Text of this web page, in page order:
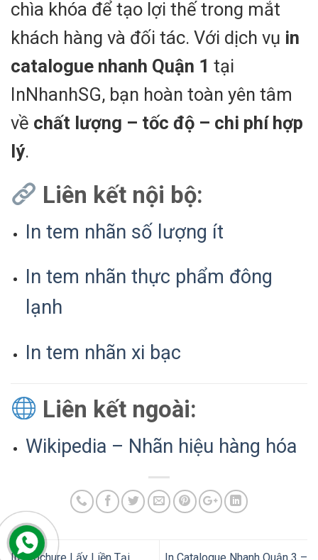
chìa khóa để tạo lợi thế trong mắt
khách hàng và đối tác. Với dịch vụ in
catalogue nhanh Quận 1 tại
InNhanhSG, bạn hoàn toàn yên tâm
về chất lượng – tốc độ – chi phí hợp
lý.
Liên kết nội bộ:
In tem nhãn số lượng ít
In tem nhãn thực phẩm đông
lạnh
In tem nhãn xi bạc
Liên kết ngoài:
Wikipedia – Nhãn hiệu hàng hóa
In Brochure Lấy Liền Tại
In Catalogue Nhanh Quận 3 –